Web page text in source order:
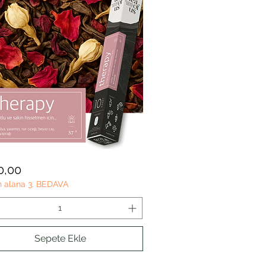
alana 3. BEDAVA
Sepete Ekle